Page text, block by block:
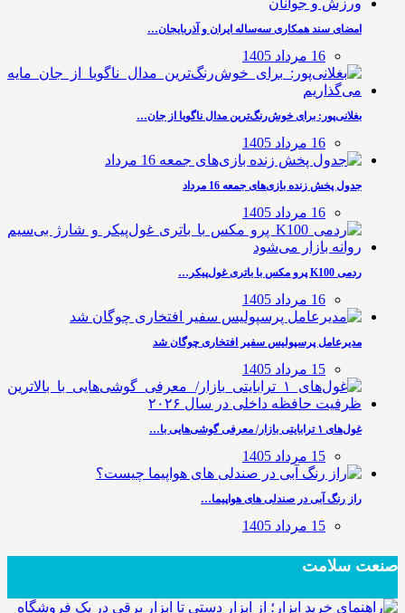
امضای سند همکاری سه‌ساله ایران و آذربایجان…
16 مرداد 1405
بغلانی‌پور: برای خوش‌رنگ‌ترین مدال ناگویا از جان…
16 مرداد 1405
جدول پخش زنده بازی‌های جمعه 16 مرداد
16 مرداد 1405
ردمی K100 پرو مکس با باتری غول‌پیکر…
16 مرداد 1405
مدیرعامل پرسپولیس سفیر افتخاری چوگان شد
15 مرداد 1405
غول‌های ۱ ترابایتی بازار/ معرفی گوشی‌هایی با…
15 مرداد 1405
راز رنگ آبی در صندلی های هواپیما…
15 مرداد 1405
صنعت سلامت